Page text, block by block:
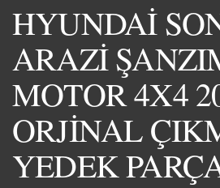
HYUNDAİ
ARAZİ
MOTOR 4X4
ORJİNAL
YEDEK